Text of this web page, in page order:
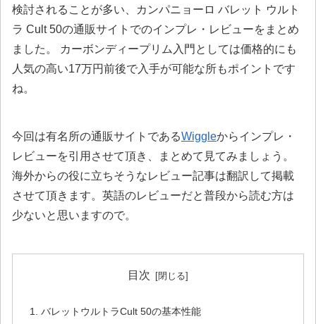
検討されることが多い、
カンパニョーロ バレット ウルト
ラ Cult 50の通販サイトでのインプレ・レビューをまとめ
ました。 カーボンディープリム入門としては価格的にも
人気の高い17万円前後で入手が可能な所もポイントです
ね。
今回は有名所の通販サイトであるWiggleからインプレ・
レビューを引用させて頂き、まとめて見てみましょう。
海外からの役に立ちそうなレビュー記事は翻訳して掲載
させて頂きます。英語のレビューだと普段から読む方は
少ないと思いますので。
目次
バレットウルトラCult 50の基本性能